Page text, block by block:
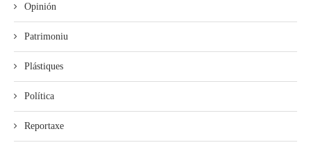
Opinión
Patrimoniu
Plástiques
Política
Reportaxe